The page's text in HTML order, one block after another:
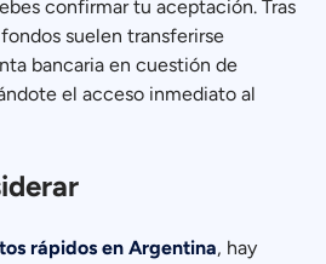
confirmar tu aceptación. Tras
suelen transferirse
bancaria en cuestión de
el acceso inmediato al
rápidos en Argentina, hay